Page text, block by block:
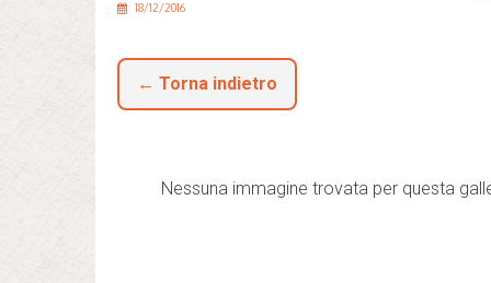
18/12/2016
← Torna indietro
Nessuna immagine trovata per questa